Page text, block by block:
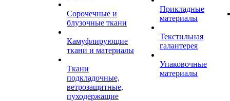
Сорочечные и
блузочные ткани
Камуфлирующие
ткани и материалы
Ткани
подкладочные,
ветрозащитные,
пуходержащие
Прикладные
материалы
Текстильная
галантерея
Упаковочные
материалы